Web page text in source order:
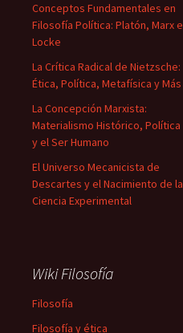
Conceptos Fundamentales en
Filosofía Política: Platón, Marx e
Locke
La Crítica Radical de Nietzsche:
Ética, Política, Metafísica y Más
La Concepción Marxista:
Materialismo Histórico, Política
y el Ser Humano
El Universo Mecanicista de
Descartes y el Nacimiento de la
Ciencia Experimental
Wiki Filosofía
Filosofía
Filosofía y ética